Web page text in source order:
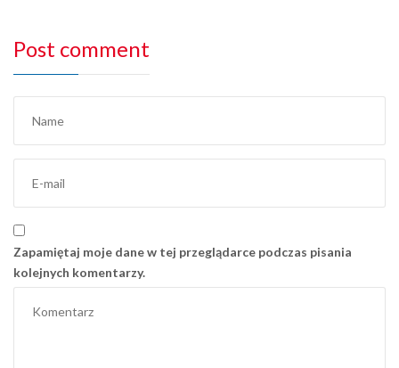
Post comment
Zapamiętaj moje dane w tej przeglądarce podczas pisania
kolejnych komentarzy.